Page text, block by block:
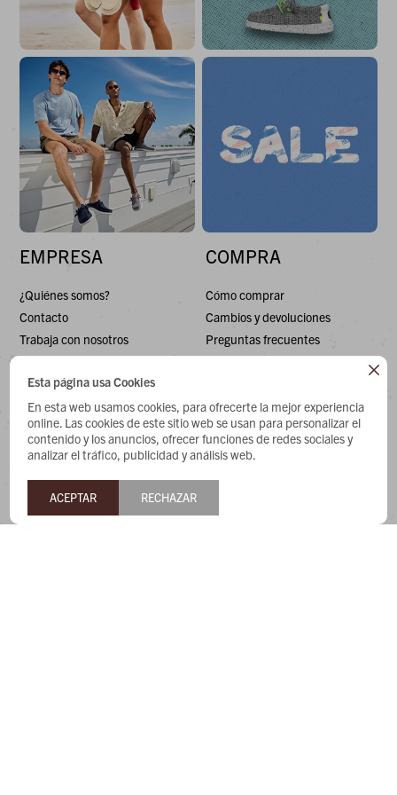

Esta página usa Cookies
En esta web usamos cookies, para ofrecerte la mejor experiencia
online. Las cookies de este sitio web se usan para personalizar el
contenido y los anuncios, ofrecer funciones de redes sociales y
analizar el tráfico, publicidad y análisis web.
ACEPTAR RECHAZAR
EMPRESA
¿Quiénes somos?
Contacto
Trabaja con nosotros
Términos y condiciones
COMPRA
Cómo comprar
Cambios y devoluciones
Preguntas frecuentes
Envíos
CONTACTO
Whatsapp: 091487180
Teléfono: 27169991
9:30 a 13:00 y de 14:00 a 17:45.